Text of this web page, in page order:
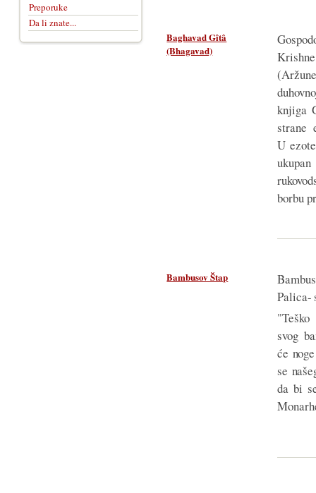
Baghavad Gîtâ
(Bhagavad)
knjiga
strane
U
borbu
Bambusov Štap
Palica-
svog
će
se
da bi
Preporuke
Da li znate...